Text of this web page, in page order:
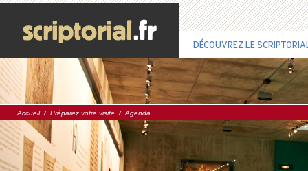
DÉCOUVREZ LE
Accueil/ Préparez votre visite / Agenda